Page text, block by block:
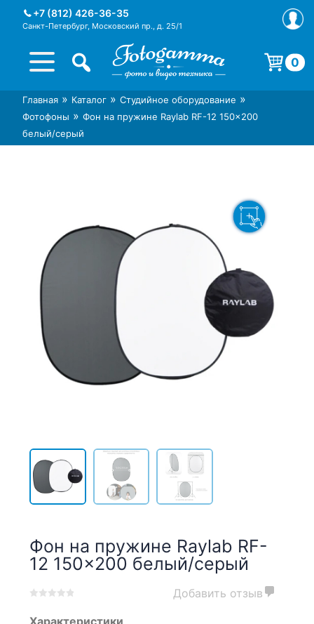
+7 (812) 426-36-35
Санкт-Петербург, Московский пр., д. 25/1
Интернет-магазин фототехники
Foto-Gamma в СПб
Магазин фотоаксессуаров foto-
gamma.ru
0
Корзина пуста.
Главная » Каталог » Студийное оборудование »
Фотофоны » Фон на пружине Raylab RF-12 150×200
белый/серый
Фон на пружине Raylab RF-
12 150×200 белый/серый
out
Добавить отзыв
Характеристики